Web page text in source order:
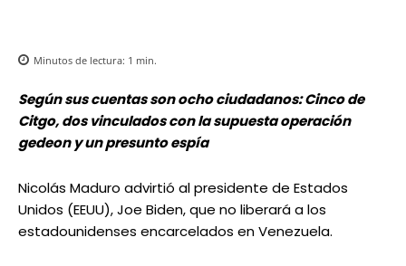
Minutos de lectura: 1 min.
Según sus cuentas son ocho ciudadanos: Cinco de
Citgo, dos vinculados con la supuesta operación
gedeon y un presunto espía
Nicolás Maduro advirtió al presidente de Estados
Unidos (EEUU), Joe Biden, que no liberará a los
estadounidenses encarcelados en Venezuela.